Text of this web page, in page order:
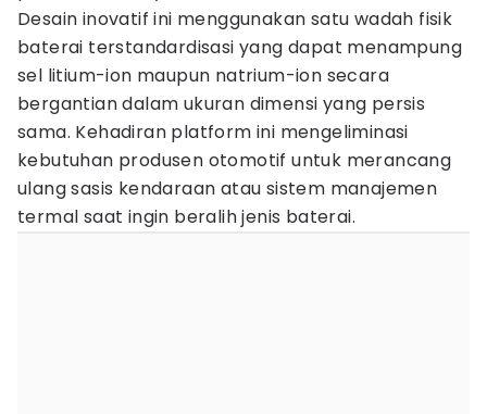
Desain inovatif ini menggunakan satu wadah fisik
baterai terstandardisasi yang dapat menampung
sel litium-ion maupun natrium-ion secara
bergantian dalam ukuran dimensi yang persis
sama. Kehadiran platform ini mengeliminasi
kebutuhan produsen otomotif untuk merancang
ulang sasis kendaraan atau sistem manajemen
termal saat ingin beralih jenis baterai.